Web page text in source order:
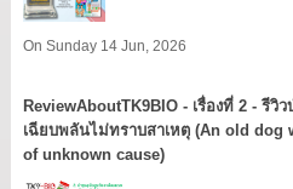
On Sunday 14 Jun, 2026
ReviewAboutTK9BIO - เรื่องที่ 2 - รีวิ
เฉียบพลันไม่ทราบสาเหตุ (An old dog
of unknown cause)